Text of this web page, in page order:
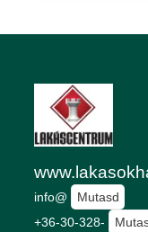
info@
Mutasd
+36-30-328-